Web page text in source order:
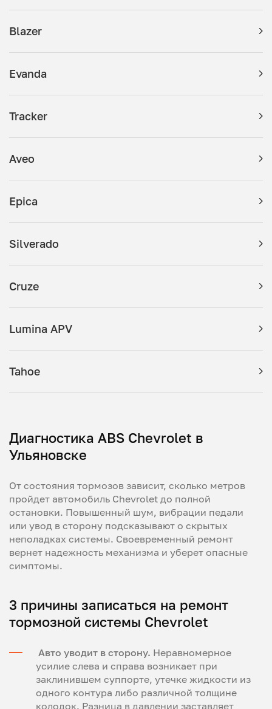
Blazer
Evanda
Tracker
Aveo
Epica
Silverado
Cruze
Lumina APV
Tahoe
Диагностика ABS Chevrolet в
Ульяновске
От состояния тормозов зависит, сколько метров
пройдет автомобиль Chevrolet до полной
остановки. Повышенный шум, вибрации педали
или увод в сторону подсказывают о скрытых
неполадках системы. Своевременный ремонт
вернет надежность механизма и уберет опасные
симптомы.
3 причины записаться на ремонт
тормозной системы Chevrolet
Авто уводит в сторону. Неравномерное
усилие слева и справа возникает при
заклинившем суппорте, утечке жидкости из
одного контура либо различной толщине
колодок. Разница в давлении заставляет